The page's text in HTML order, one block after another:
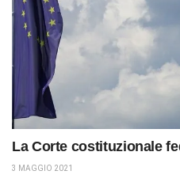
La Corte costituzionale
3 MAGGIO 2021